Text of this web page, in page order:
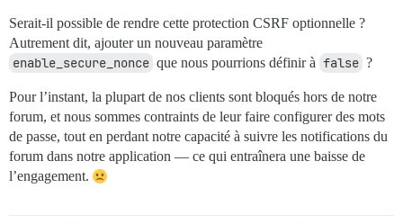
Serait-il possible de rendre cette protection CSRF optionnelle ?
Autrement dit, ajouter un nouveau paramètre
enable_secure_nonce que nous pourrions définir à false ?
Pour l’instant, la plupart de nos clients sont bloqués hors de notre
forum, et nous sommes contraints de leur faire configurer des mots
de passe, tout en perdant notre capacité à suivre les notifications du
forum dans notre application — ce qui entraînera une baisse de
l’engagement.